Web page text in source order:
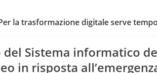
la trasformazione digitale serve
Sistema informatico
in risposta